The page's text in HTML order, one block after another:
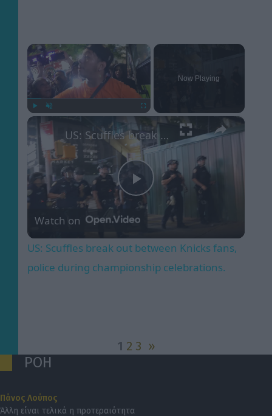
×
Now Playing
×
Play
US: Scuffles break out between Knicks fans, police during championship celebrations.
Watch on
US: Scuffles break out between Knicks fans,
police during championship celebrations.
1 2 3 »
ΡΟΗ
Πάνος Λούπος
Άλλη είναι τελικά η προτεραιότητα